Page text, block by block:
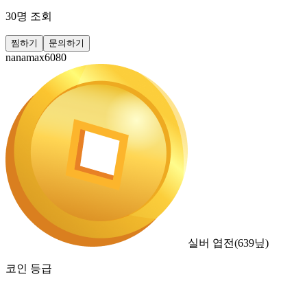
30명 조회
찜하기 문의하기
nanamax6080
실버 엽전(639닢)
코인 등급